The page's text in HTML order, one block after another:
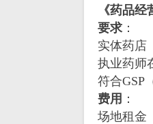
《药品经
要求 ：
实体药店
执业药师
符合GSP
费用 ：
场地租金